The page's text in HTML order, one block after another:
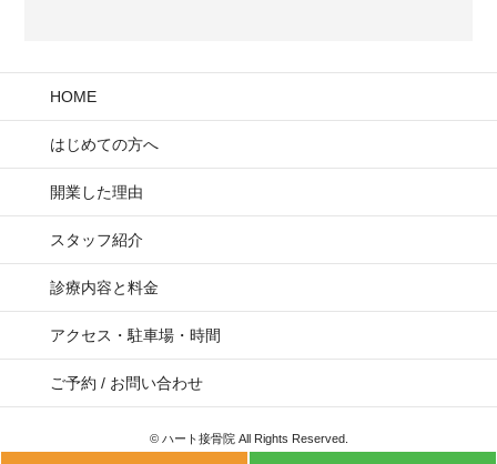
HOME
はじめての方へ
開業した理由
スタッフ紹介
診療内容と料金
アクセス・駐車場・時間
ご予約 / お問い合わせ
© ハート接骨院 All Rights Reserved.